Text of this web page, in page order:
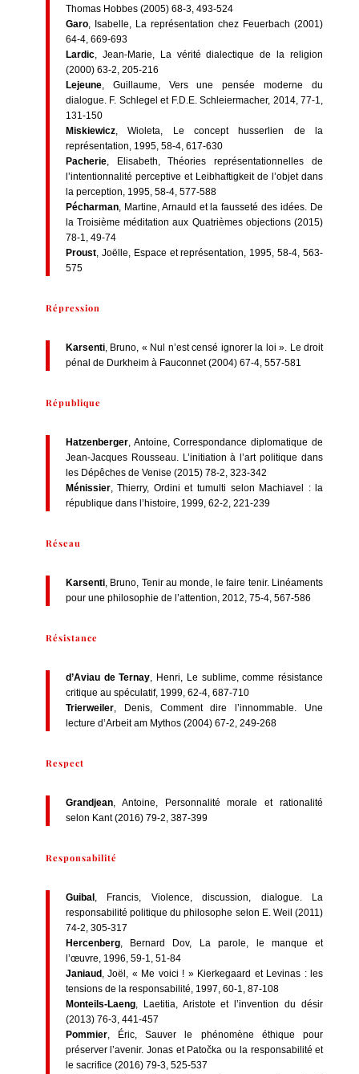
Thomas Hobbes (2005) 68-3, 493-524
Garo, Isabelle, La représentation chez Feuerbach (2001)
64-4, 669-693
Lardic, Jean-Marie, La vérité dialectique de la religion
(2000) 63-2, 205-216
Lejeune, Guillaume, Vers une pensée moderne du
dialogue. F. Schlegel et F.D.E. Schleiermacher, 2014, 77-1,
131-150
Miskiewicz, Wioleta, Le concept husserlien de la
représentation, 1995, 58-4, 617-630
Pacherie, Elisabeth, Théories représentationnelles de
l’intentionnalité perceptive et Leibhaftigkeit de l’objet dans
la perception, 1995, 58-4, 577-588
Pécharman, Martine, Arnauld et la fausseté des idées. De
la Troisième méditation aux Quatrièmes objections (2015)
78-1, 49-74
Proust, Joëlle, Espace et représentation, 1995, 58-4, 563-
575
Répression
Karsenti, Bruno, « Nul n’est censé ignorer la loi ». Le droit
pénal de Durkheim à Fauconnet (2004) 67-4, 557-581
République
Hatzenberger, Antoine, Correspondance diplomatique de
Jean-Jacques Rousseau. L’initiation à l’art politique dans
les Dépêches de Venise (2015) 78-2, 323-342
Ménissier, Thierry, Ordini et tumulti selon Machiavel : la
république dans l’histoire, 1999, 62-2, 221-239
Réseau
Karsenti, Bruno, Tenir au monde, le faire tenir. Linéaments
pour une philosophie de l’attention, 2012, 75-4, 567-586
Résistance
d’Aviau de Ternay, Henri, Le sublime, comme résistance
critique au spéculatif, 1999, 62-4, 687-710
Trierweiler, Denis, Comment dire l’innommable. Une
lecture d’Arbeit am Mythos (2004) 67-2, 249-268
Respect
Grandjean, Antoine, Personnalité morale et rationalité
selon Kant (2016) 79-2, 387-399
Responsabilité
Guibal , Francis, Violence, discussion, dialogue. La
responsabilité politique du philosophe selon E. Weil (2011)
74-2, 305-317
Hercenberg, Bernard Dov, La parole, le manque et
l’œuvre, 1996, 59-1, 51-84
Janiaud , Joël, « Me voici ! » Kierkegaard et Levinas : les
tensions de la responsabilité, 1997, 60-1, 87-108
Monteils-Laeng, Laetitia, Aristote et l’invention du désir
(2013) 76-3, 441-457
Pommier, Éric, Sauver le phénomène éthique pour
préserver l’avenir. Jonas et Patočka ou la responsabilité et
le sacrifice (2016) 79-3, 525-537